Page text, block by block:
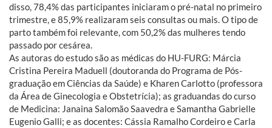
disso, 78,4% das participantes iniciaram o pré-natal no primeiro
trimestre, e 85,9% realizaram seis consultas ou mais. O tipo de
parto também foi relevante, com 50,2% das mulheres tendo
passado por cesárea.
As autoras do estudo são as médicas do HU-FURG: Márcia
Cristina Pereira Maduell (doutoranda do Programa de Pós-
graduação em Ciências da Saúde) e Kharen Carlotto (professora
da Área de Ginecologia e Obstetrícia); as graduandas do curso
de Medicina: Janaina Salomão Saavedra e Samantha Gabrielle
Eugenio Galli; e as docentes: Cássia Ramalho Cordeiro e Carla